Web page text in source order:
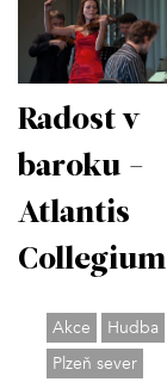
Radost v
baroku -
Atlantis
Collegium
Akce
Hudba
Plzeň sever